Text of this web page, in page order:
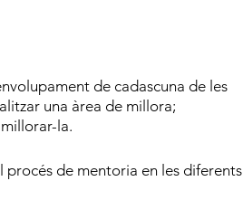
de cadascuna de les
una àrea de millora;
la.
procés de mentoria en les diferents